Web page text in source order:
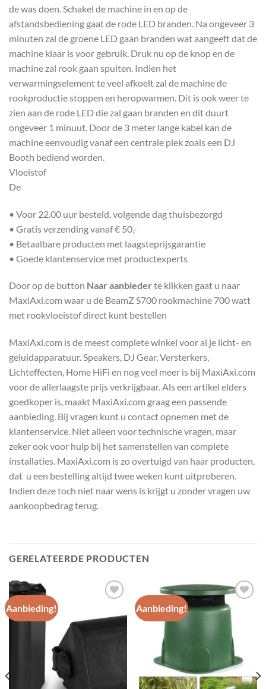
de was doen. Schakel de machine in en op de
afstandsbediening gaat de rode LED branden. Na ongeveer 3
minuten zal de groene LED gaan branden wat aangeeft dat de
machine klaar is voor gebruik. Druk nu op de knop en de
machine zal rook gaan spuiten. Indien het
verwarmingselement te veel afkoelt zal de machine de
rookproductie stoppen en heropwarmen. Dit is ook weer te
zien aan de rode LED die zal gaan branden en dit duurt
ongeveer 1 minuut. Door de 3 meter lange kabel kan de
machine eenvoudig vanaf een centrale plek zoals een DJ
Booth bediend worden.
Vloeistof
De
• Voor 22.00 uur besteld, volgende dag thuisbezorgd
• Gratis verzending vanaf € 50,-
• Betaalbare producten met laagsteprijsgarantie
• Goede klantenservice met productexperts
Door op de button Naar aanbieder te klikken gaat u naar
MaxiAxi.com waar u de BeamZ S700 rookmachine 700 watt
met rookvloeistof direct kunt bestellen
MaxiAxi.com is de meest complete winkel voor al je licht- en
geluidapparatuur. Speakers, DJ Gear, Versterkers,
Lichteffecten, Home HiFi en nog veel meer is bij MaxiAxi.com
voor de allerlaagste prijs verkrijgbaar. Als een artikel elders
goedkoper is, maakt MaxiAxi.com graag een passende
aanbieding. Bij vragen kunt u contact opnemen met de
klantenservice. Niet alleen voor technische vragen, maar
zeker ook voor hulp bij het samenstellen van complete
installaties. MaxiAxi.com is zo overtuigd van haar producten,
dat u een bestelling altijd twee weken kunt uitproberen.
Indien deze toch niet naar wens is krijgt u zonder vragen uw
aankoopbedrag terug.
GERELATEERDE PRODUCTEN
Aanbieding!
wenslijst
Aanbieding!
Toevoegen
aan
wenslijst